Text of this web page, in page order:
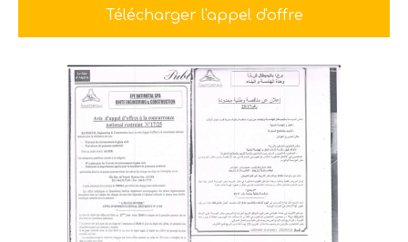
Télécharger l'appel d'offre